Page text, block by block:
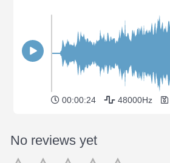
00:00:24 48000Hz
No reviews yet